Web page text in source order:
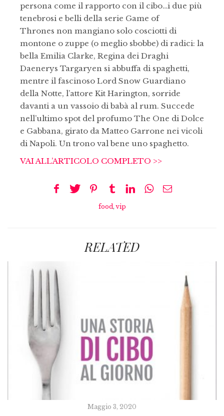
persona come il rapporto con il cibo…i due più
tenebrosi e belli della serie Game of
Thrones non mangiano solo cosciotti di
montone o zuppe (o meglio sbobbe) di radici: la
bella Emilia Clarke, Regina dei Draghi
Daenerys Targaryen si abbuffa di spaghetti,
mentre il fascinoso Lord Snow Guardiano
della Notte, l’attore Kit Harington, sorride
davanti a un vassoio di babà al rum. Succede
nell’ultimo spot del profumo The One di Dolce
e Gabbana, girato da Matteo Garrone nei vicoli
di Napoli. Un trono val bene uno spaghetto.
VAI ALL’ARTICOLO COMPLETO >>
food,vip
RELATED
Maggio 3, 2020